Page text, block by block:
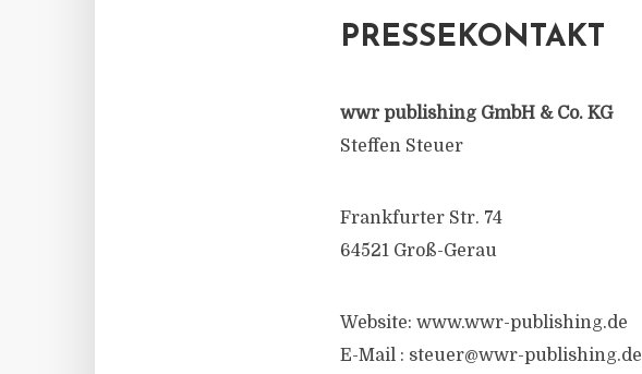
PRESSEKONTAKT
wwr publishing GmbH & Co. KG
Steffen Steuer
Frankfurter Str. 74
64521 Groß-Gerau
Website: www.wwr-publishing.de
E-Mail : steuer@wwr-publishing.de